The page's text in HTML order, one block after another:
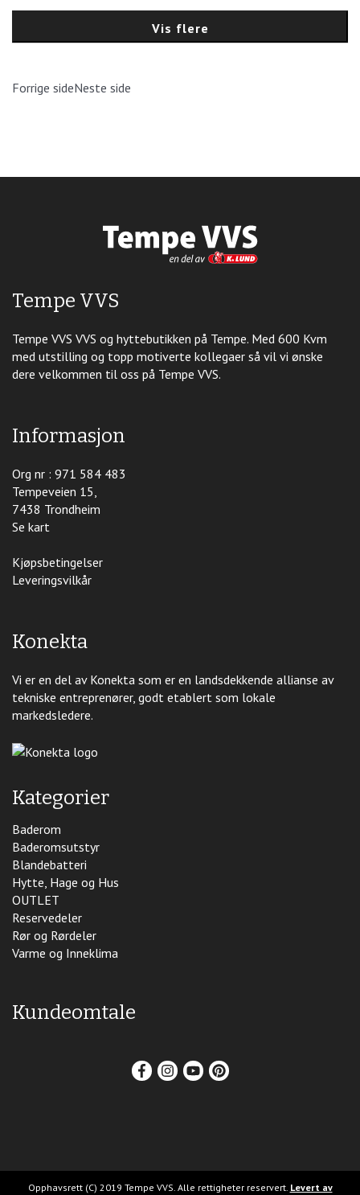
Vis flere
Forrige sideNeste side
Tempe VVS
Tempe VVS VVS og hyttebutikken på Tempe. Med 600 Kvm
med utstilling og topp motiverte kollegaer så vil vi ønske
dere velkommen til oss på Tempe VVS.
Informasjon
Org nr : 971 584 483
Tempeveien 15,
7438 Trondheim
Se kart
Kjøpsbetingelser
Leveringsvilkår
Konekta
Vi er en del av Konekta som er en landsdekkende allianse av
tekniske entreprenører, godt etablert som lokale
markedsledere.
Kategorier
Baderom
Baderomsutstyr
Blandebatteri
Hytte, Hage og Hus
OUTLET
Reservedeler
Rør og Rørdeler
Varme og Inneklima
Kundeomtale
Opphavsrett (C) 2019 Tempe VVS. Alle rettigheter reservert. Levert av